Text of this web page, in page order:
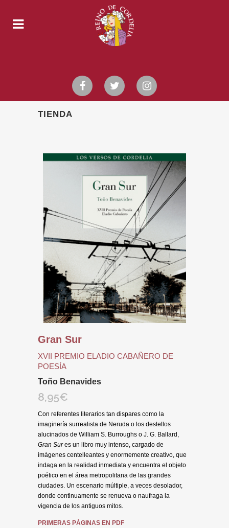
TIENDA
Gran Sur
XVII PREMIO ELADIO CABAÑERO DE
POESÍA
Toño Benavides
8,95€
Con referentes literarios tan dispares como la
imaginería surrealista de Neruda o los destellos
alucinados de William S. Burroughs o J. G. Ballard,
Gran Sures un libro muy intenso, cargado de
imágenes centelleantes y enormemente creativo, que
indaga en la realidad inmediata y encuentra el objeto
poético en el área metropolitana de las grandes
ciudades. Un escenario múltiple, a veces desolador,
donde continuamente se renueva o naufraga la
vigencia de los antiguos mitos.
PRIMERAS PÁGINAS EN PDF